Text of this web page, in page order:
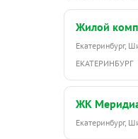
Жилой
ЕКАТЕРИНБУРГ
ЖК
Екатеринбург,